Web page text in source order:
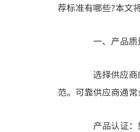
荐标准有哪些?本文
一、产品质
选择供应商的
范。可靠供应商通常
产品认证：如